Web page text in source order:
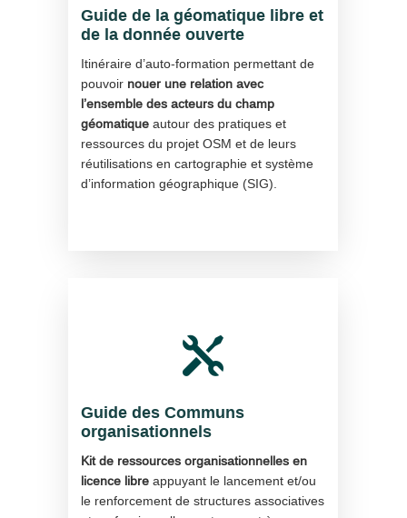
Guide de la géomatique libre et
de la donnée ouverte
Itinéraire d’auto-formation permettant de
pouvoir nouer une relation avec
l’ensemble des acteurs du champ
géomatique autour des pratiques et
ressources du projet OSM et de leurs
réutilisations en cartographie et système
d’information géographique (SIG).

Guide des Communs
organisationnels
Kit de ressources organisationnelles en
licence libre appuyant le lancement et/ou
le renforcement de structures associatives